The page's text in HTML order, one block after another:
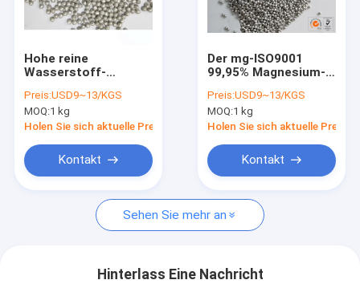
Fabrik-Ausflug
Nachrichten
Fordern Sie ein Zitat
Magnesium-Legierungs-Blatt
Hohe reine
Wasserstoff-
Körnchen-
Magnesium-Ball-
Dichte 1.7g/Cm3
Preis:USD9~13/KGS
MOQ:1 kg
Holen Sie sich aktuelle Preis
Kontakt
Der mg-ISO9001
99,95% Magnesium-
Körnchen-Größen-
1~6mm/Orp
Preis:USD9~13/KGS
MOQ:1 kg
Holen Sie sich aktuelle Preis
Kontakt
Sehen Sie mehr an
Hinterlass Eine Nachricht